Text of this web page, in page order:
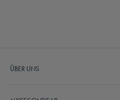
ÜBER UNS